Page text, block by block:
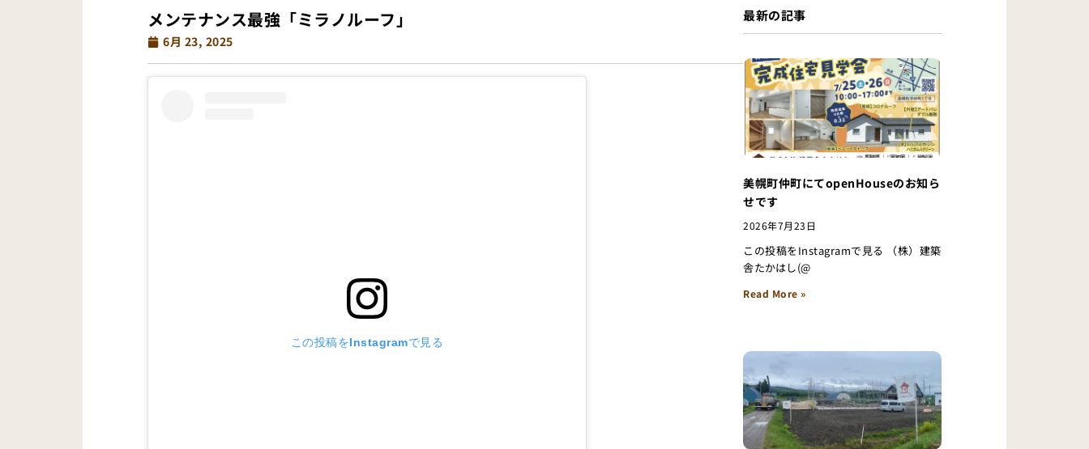
メンテナンス最強「ミラノルーフ」
6月 23, 2025
この投稿をInstagramで見る
最新の記事
美幌町仲町にてopenHouseのお知ら
せです
2026年7月23日
この投稿をInstagramで見る （株）建築
舎たかはし(@
Read More »